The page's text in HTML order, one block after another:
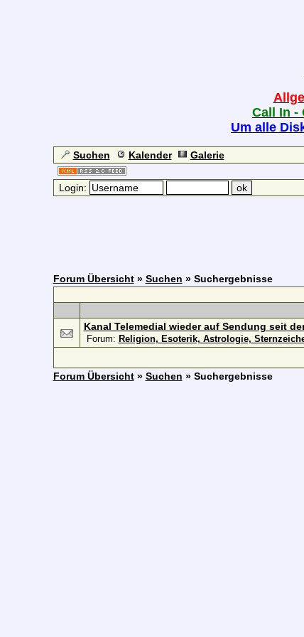
Call In -
Um alle
Suchen Kalender Galerie
Login:
Forum Übersicht» Suchen » Suchergebnisse
Kanal Telemedial wieder auf Sendung seit
Forum: Religion, Esoterik, Astrologie,
Forum Übersicht» Suchen » Suchergebnisse